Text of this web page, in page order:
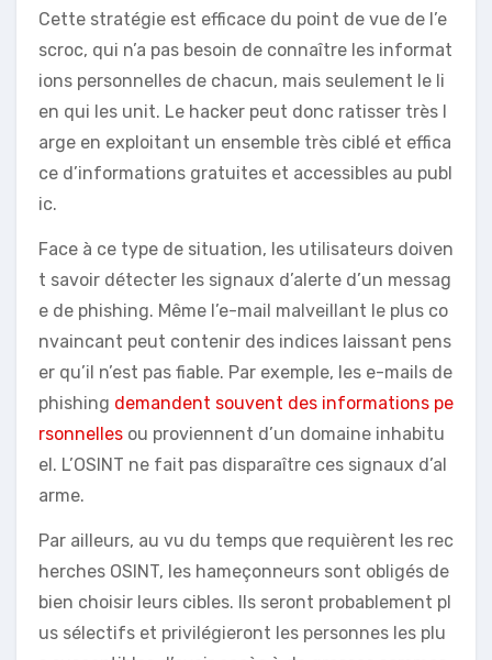
Cette stratégie est efficace du point de vue de l’e
scroc, qui n’a pas besoin de connaître les informat
ions personnelles de chacun, mais seulement le li
en qui les unit. Le hacker peut donc ratisser très l
arge en exploitant un ensemble très ciblé et effica
ce d’informations gratuites et accessibles au publ
ic.
Face à ce type de situation, les utilisateurs doiven
t savoir détecter les signaux d’alerte d’un messag
e de phishing. Même l’e-mail malveillant le plus co
nvaincant peut contenir des indices laissant pens
er qu’il n’est pas fiable. Par exemple, les e-mails de
phishing demandent souvent des informations pe
rsonnelles ou proviennent d’un domaine inhabitu
el. L’OSINT ne fait pas disparaître ces signaux d’al
arme.
Par ailleurs, au vu du temps que requièrent les rec
herches OSINT, les hameçonneurs sont obligés de
bien choisir leurs cibles. Ils seront probablement pl
us sélectifs et privilégieront les personnes les plu